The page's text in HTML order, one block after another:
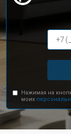
Нажимая на
моих